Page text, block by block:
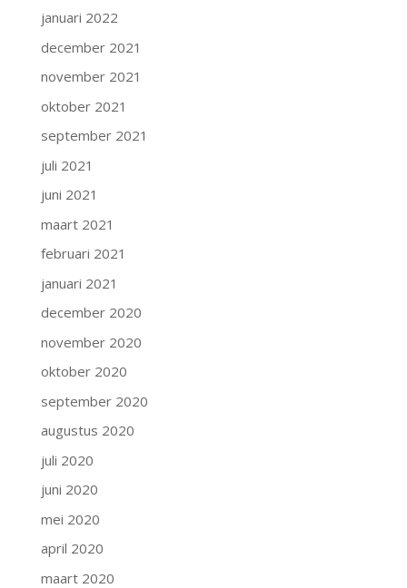
januari 2022
december 2021
november 2021
oktober 2021
september 2021
juli 2021
juni 2021
maart 2021
februari 2021
januari 2021
december 2020
november 2020
oktober 2020
september 2020
augustus 2020
juli 2020
juni 2020
mei 2020
april 2020
maart 2020